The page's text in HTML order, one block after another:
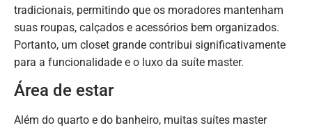
tradicionais, permitindo que os moradores mantenham
suas roupas, calçados e acessórios bem organizados.
Portanto, um closet grande contribui significativamente
para a funcionalidade e o luxo da suíte master.
Área de estar
Além do quarto e do banheiro, muitas suítes master